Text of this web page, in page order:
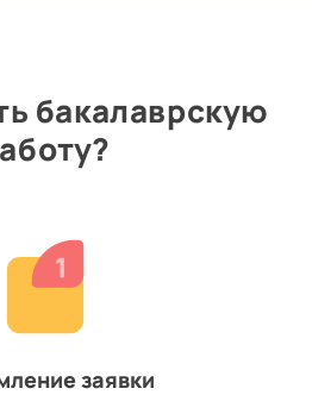
бакалаврскую
заявки